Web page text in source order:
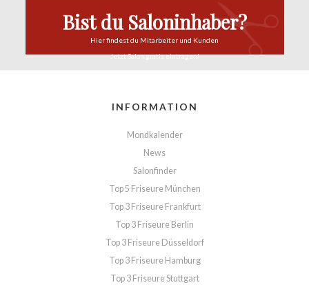
Bist du Saloninhaber?
Hier findest du Mitarbeiter und Kunden
Jetzt Salongratis eintragen!
INFORMATION
Mondkalender
News
Salonfinder
Top 5 Friseure München
Top 3 Friseure Frankfurt
Top 3 Friseure Berlin
Top 3 Friseure Düsseldorf
Top 3 Friseure Hamburg
Top 3 Friseure Stuttgart